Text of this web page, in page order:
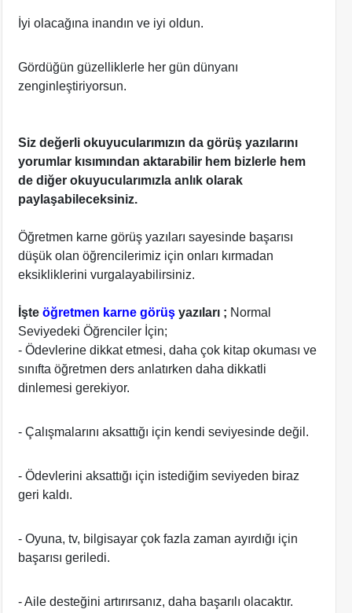
İyi olacağına inandın ve iyi oldun.
Gördüğün güzelliklerle her gün dünyanı
zenginleştiriyorsun.
Siz değerli okuyucularımızın da görüş yazılarını
yorumlar kısımından aktarabilir hem bizlerle hem
de diğer okuyucularımızla anlık olarak
paylaşabileceksiniz.
Öğretmen karne görüş yazıları sayesinde başarısı
düşük olan öğrencilerimiz için onları kırmadan
eksikliklerini vurgalayabilirsiniz.
İşteöğretmen karne görüş yazıları ; Normal
Seviyedeki Öğrenciler İçin;
- Ödevlerine dikkat etmesi, daha çok kitap okuması ve
sınıfta öğretmen ders anlatırken daha dikkatli
dinlemesi gerekiyor.
- Çalışmalarını aksattığı için kendi seviyesinde değil.
- Ödevlerini aksattığı için istediğim seviyeden biraz
geri kaldı.
- Oyuna, tv, bilgisayar çok fazla zaman ayırdığı için
başarısı geriledi.
- Aile desteğini artırırsanız, daha başarılı olacaktır.